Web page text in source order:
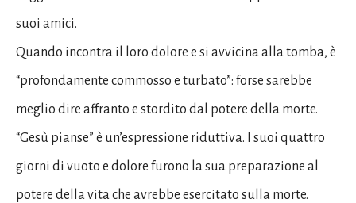
suoi amici.
Quando incontra il loro dolore e si avvicina alla tomba, è
“profondamente commosso e turbato”: forse sarebbe
meglio dire affranto e stordito dal potere della morte.
“Gesù pianse” è un’espressione riduttiva. I suoi quattro
giorni di vuoto e dolore furono la sua preparazione al
potere della vita che avrebbe esercitato sulla morte.